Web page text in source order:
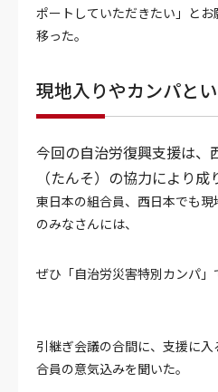
ポートしていただきたい」と
移った。
現地入りやカンパと
今回の自治労復興支援は、
（たんそ）の協力により成
東日本の組合員、西日本でも
のみなさんには、
ぜひ「自治労災害特別カンパ」
引継ぎ会議の合間に、支援に
合員の意気込みを聞いた。